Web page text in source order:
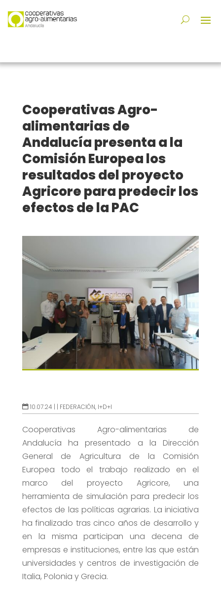
Cooperativas Agro-
alimentarias de
Andalucía presenta a la
Comisión Europea los
resultados del proyecto
Agricore para predecir los
efectos de la PAC
10.07.24 | | FEDERACIÓN, I+D+I
Cooperativas Agro-alimentarias de
Andalucía ha presentado a la Dirección
General de Agricultura de la Comisión
Europea todo el trabajo realizado en el
marco del proyecto Agricore, una
herramienta de simulación para predecir los
efectos de las políticas agrarias. La iniciativa
ha finalizado tras cinco años de desarrollo y
en la misma participan una decena de
empresas e instituciones, entre las que están
universidades y centros de investigación de
Italia, Polonia y Grecia.